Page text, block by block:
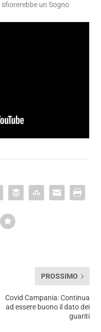
un Sogno
PROSSIMO
Covid Campania: Continua
ad essere buono il dato dei
guariti